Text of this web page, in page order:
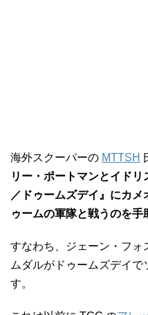
海外スクーパーの MTTSH
リー・ポートマンとイド
／ドゥームズデイ』にカ
ゥームの軍隊と戦うのを手
すなわち、ジェーン・フォ
ムダルがドゥームズデイ
す。